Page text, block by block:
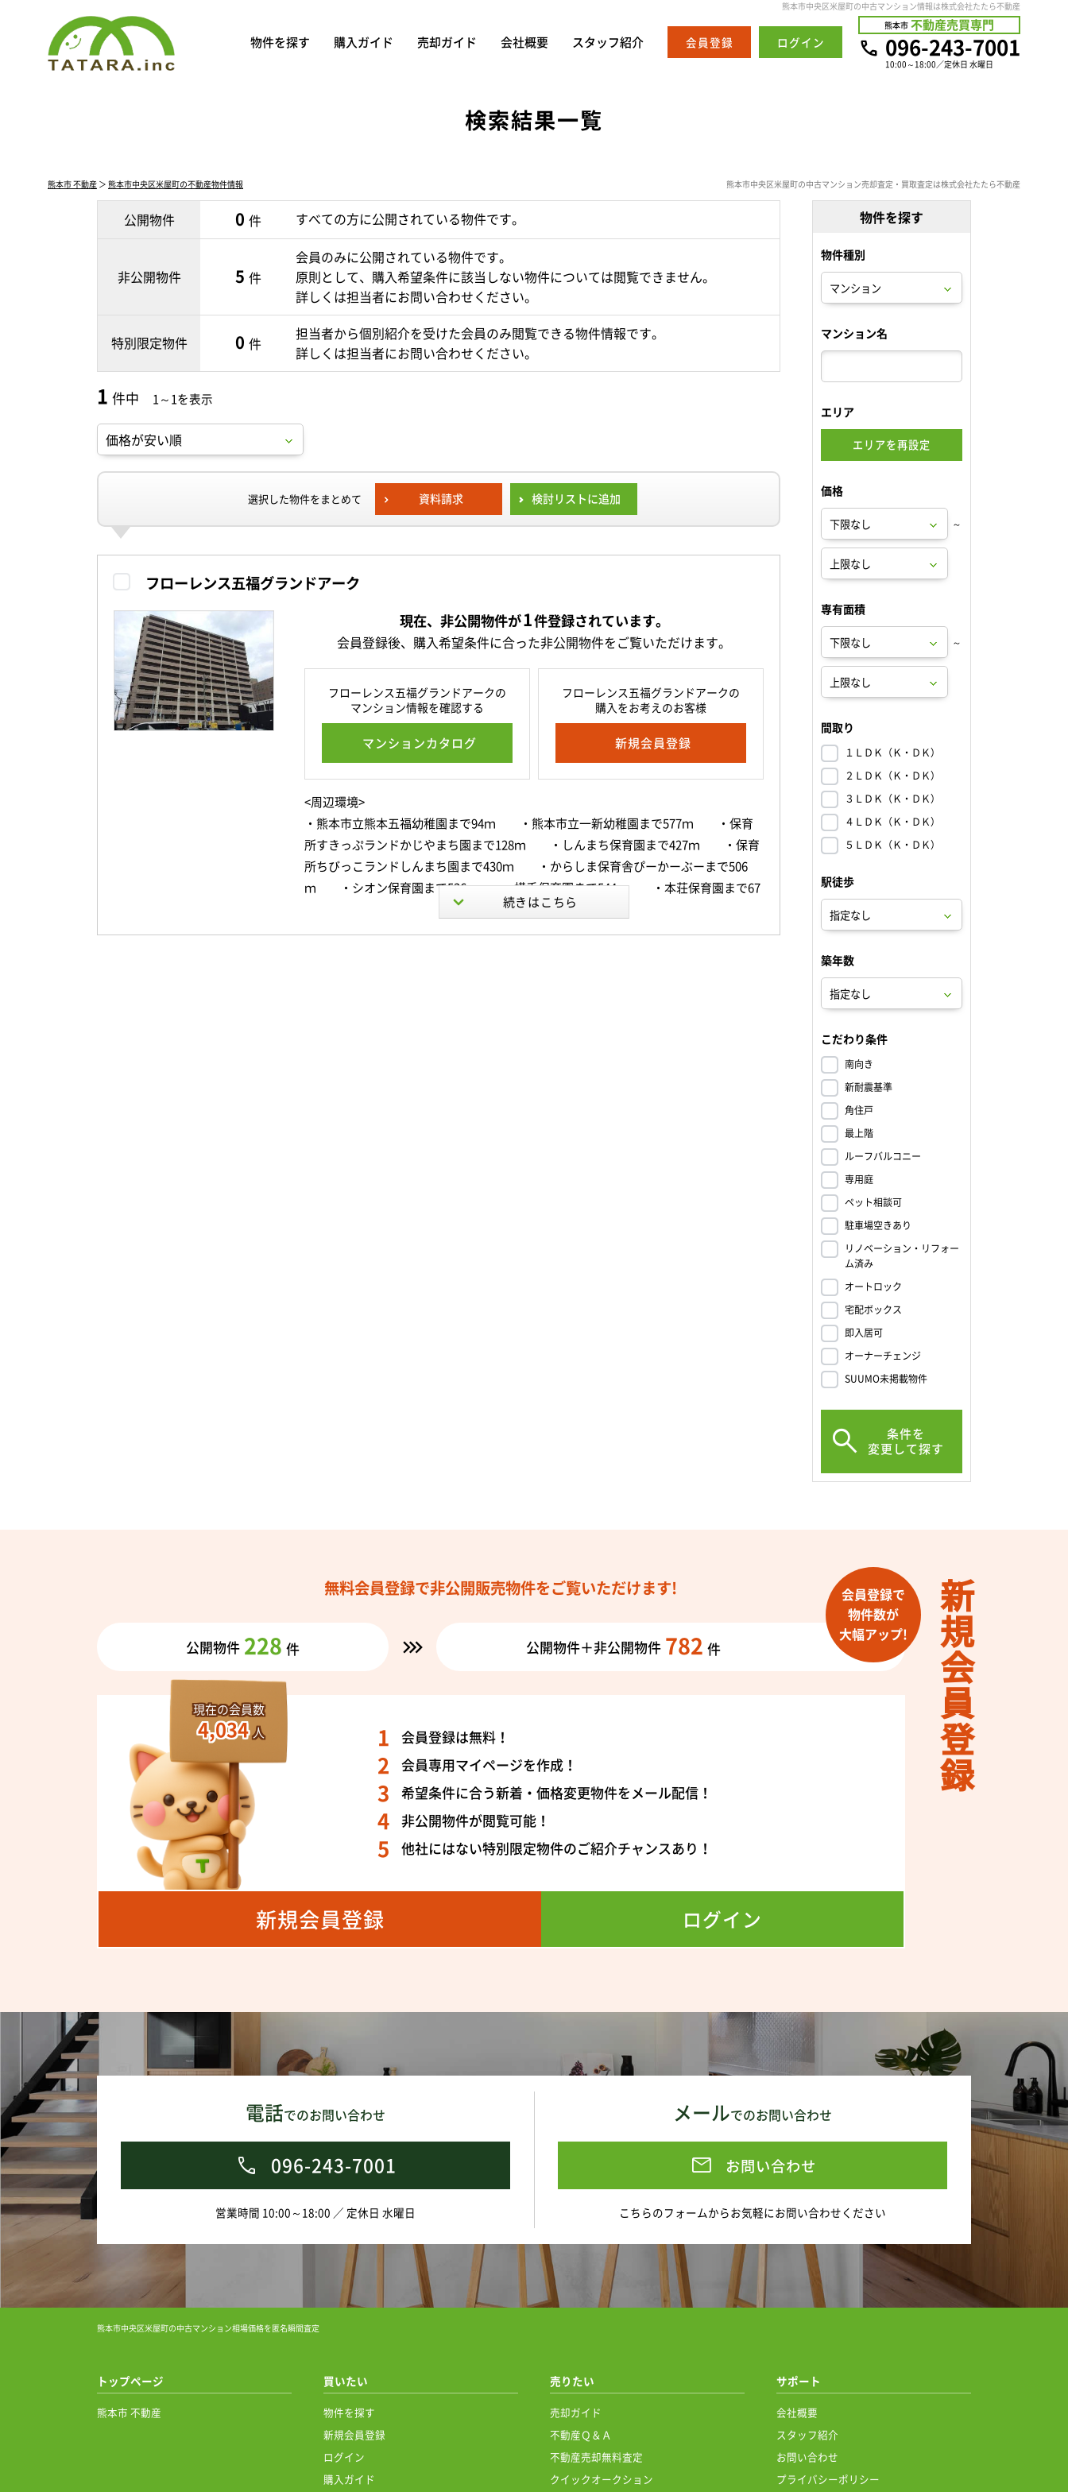
熊本市中央区米屋町の中古マンション情報は株式会社たたら不動産
物件を探す 購入ガイド 売却ガイド 会社概要 スタッフ紹介 会員登録 ログイン
熊本市 不動産売買専門
10:00～18:00／定休日 水曜日
096-243-7001
検索結果一覧
熊本市 不動産 ＞ 熊本市中央区米屋町の不動産物件情報 熊本市中央区米屋町の中古マンション売却査定・買取査定は株式会社たたら不動産
公開物件 0 件 すべての方に公開されている物件です。
非公開物件 5 件
会員のみに公開されている物件です。
原則として、購入希望条件に該当しない物件については閲覧できません。
詳しくは担当者にお問い合わせください。
特別限定物件 0 件
担当者から個別紹介を受けた会員のみ閲覧できる物件情報です。
詳しくは担当者にお問い合わせください。
1 件中 1～1を表示
選択した物件をまとめて 資料請求 検討リストに追加
フローレンス五福グランドアーク
現在、非公開物件が1件登録されています。
会員登録後、購入希望条件に合った非公開物件をご覧いただけます。
フローレンス五福グランドアークの
マンション情報を確認する
マンションカタログ
フローレンス五福グランドアークの
購入をお考えのお客様
新規会員登録
<周辺環境>
・熊本市立熊本五福幼稚園まで94ｍ ・熊本市立一新幼稚園まで577ｍ ・保育
所すきっぷランドかじやまち園まで128ｍ ・しんまち保育園まで427ｍ ・保育
所ちびっこランドしんまち園まで430ｍ ・からしま保育舎ぴーかーぶーまで506
ｍ ・シオン保育園まで536ｍ ・横手保育園まで544ｍ ・本荘保育園まで67
6ｍ ・熊本市立五福小学校まで400ｍ ・熊本市立慶徳小学校まで310ｍ ・
熊本市立藤園中学校まで1900ｍ ・熊本県立第一高校まで600ｍ ・専門学校湖
物件を探す
物件種別
マンション名
エリア
エリアを再設定
価格
～
専有面積
～
間取り
１ＬＤＫ（Ｋ・ＤＫ）
２ＬＤＫ（Ｋ・ＤＫ）
３ＬＤＫ（Ｋ・ＤＫ）
４ＬＤＫ（Ｋ・ＤＫ）
５ＬＤＫ（Ｋ・ＤＫ）
駅徒歩
築年数
こだわり条件
南向き
新耐震基準
角住戸
最上階
ルーフバルコニー
専用庭
ペット相談可
駐車場空きあり
リノベーション・リフォー
ム済み
オートロック
宅配ボックス
即入居可
オーナーチェンジ
SUUMO未掲載物件
条件を
変更して探す
新規会員登録
無料会員登録で非公開販売物件をご覧いただけます!
公開物件 228 件 公開物件＋非公開物件 782 件
会員登録で
物件数が
大幅アップ!
現在の会員数
4,034 人
会員登録は無料！
会員専用マイページを作成！
希望条件に合う新着・価格変更物件をメール配信！
非公開物件が閲覧可能！
他社にはない特別限定物件のご紹介チャンスあり！
新規会員登録 ログイン
電話でのお問い合わせ
096-243-7001
営業時間 10:00～18:00 ／ 定休日 水曜日
メールでのお問い合わせ
お問い合わせ
こちらのフォームからお気軽にお問い合わせください
熊本市中央区米屋町の中古マンション相場価格を匿名瞬間査定
トップページ
熊本市 不動産
買いたい
物件を探す
新規会員登録
ログイン
購入ガイド
売りたい
売却ガイド
不動産Ｑ＆Ａ
不動産売却無料査定
クイックオークション
サポート
会社概要
スタッフ紹介
お問い合わせ
プライバシーポリシー